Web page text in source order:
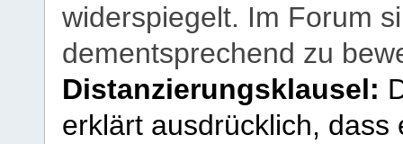
widerspiegelt. Im Forum
dementsprechend zu
Distanzierungsklausel:
erklärt ausdrücklich,